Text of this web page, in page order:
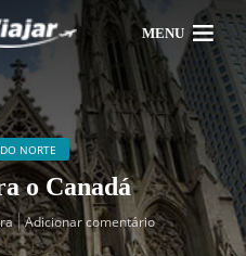
MENU
NORTE
o Canadá
Adicionar comentário